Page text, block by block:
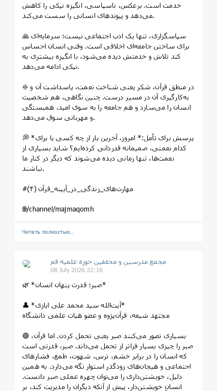
خدمت است. برعکس، ناسپاسی، انگیزه نیکی را کاهش
می‌دهد و پیوندهای انسانی را سست می‌کند.
🙏 سپاسگزاری، تنها یک ادب اجتماعی نیست؛ سرمایه‌ای
برای ساختن جامعه‌ای اخلاقی است. وقتی انسان احساس
کند تلاش و خدمتش دیده می‌شود، با انگیزه بیشتری به
نیکی ادامه می‌دهد.
❇️ در منطق قرآن، شکر یعنی شناخت نعمت، پاسداشت آن و
به‌کارگیری آن در مسیر درست. چنین نگاهی، هم شخصیت
انسان را می‌سازد و هم جامعه را به سوی امید، همبستگی
و مهربانی سوق می‌دهد.
💭 *پرسش برای تأمل:* امروز، آخرین بار از چه کسی یا برای
کدام نعمتی، صمیمانه قدردانی کرده‌ایم؟ شاید بسیاری از
نعمت‌ها، تنها زمانی دیده می‌شوند که دیگر در کنار ما
نباشند.
#مهارت‌های_زندگی_در_آیینه_قرآن (۴)
🌐/channel/majmaqomh
Читать полностью…
مجمع مدرسین و محققین حوزه علمیه قم
08 July 2026 22:16
🌿 *صبر؛ قدرت پنهان انسان*
👤 *آیت‌الله سید محمد علی ایازی*
مجتهد شیعه، قرآن‌پژوه و عضو هیات علمی دانشگاه
🟢 بسیاری تصور می‌کنند صبر یعنی تحمل کردن. اما قرآن،
صبر را چیزی بسیار فراتر از تحمل می‌داند. صبر، قدرتی است
که انسان را در برابر خشم، ترس، شهوت، طمع، فشارهای
اجتماعی و هیجان‌های زودگذر استوار نگه می‌دارد. به همین
دلیل، خویشتن‌داری را می‌توان چهره عملی صبر دانست.
انسانِ خویشتن‌دار، پیش از آنکه دیگران را مدیریت کند، بر